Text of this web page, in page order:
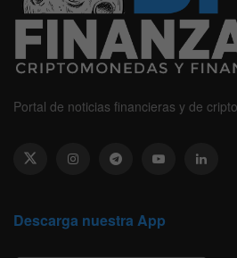
Portal de noticias financieras y de
Descarga nuestra App